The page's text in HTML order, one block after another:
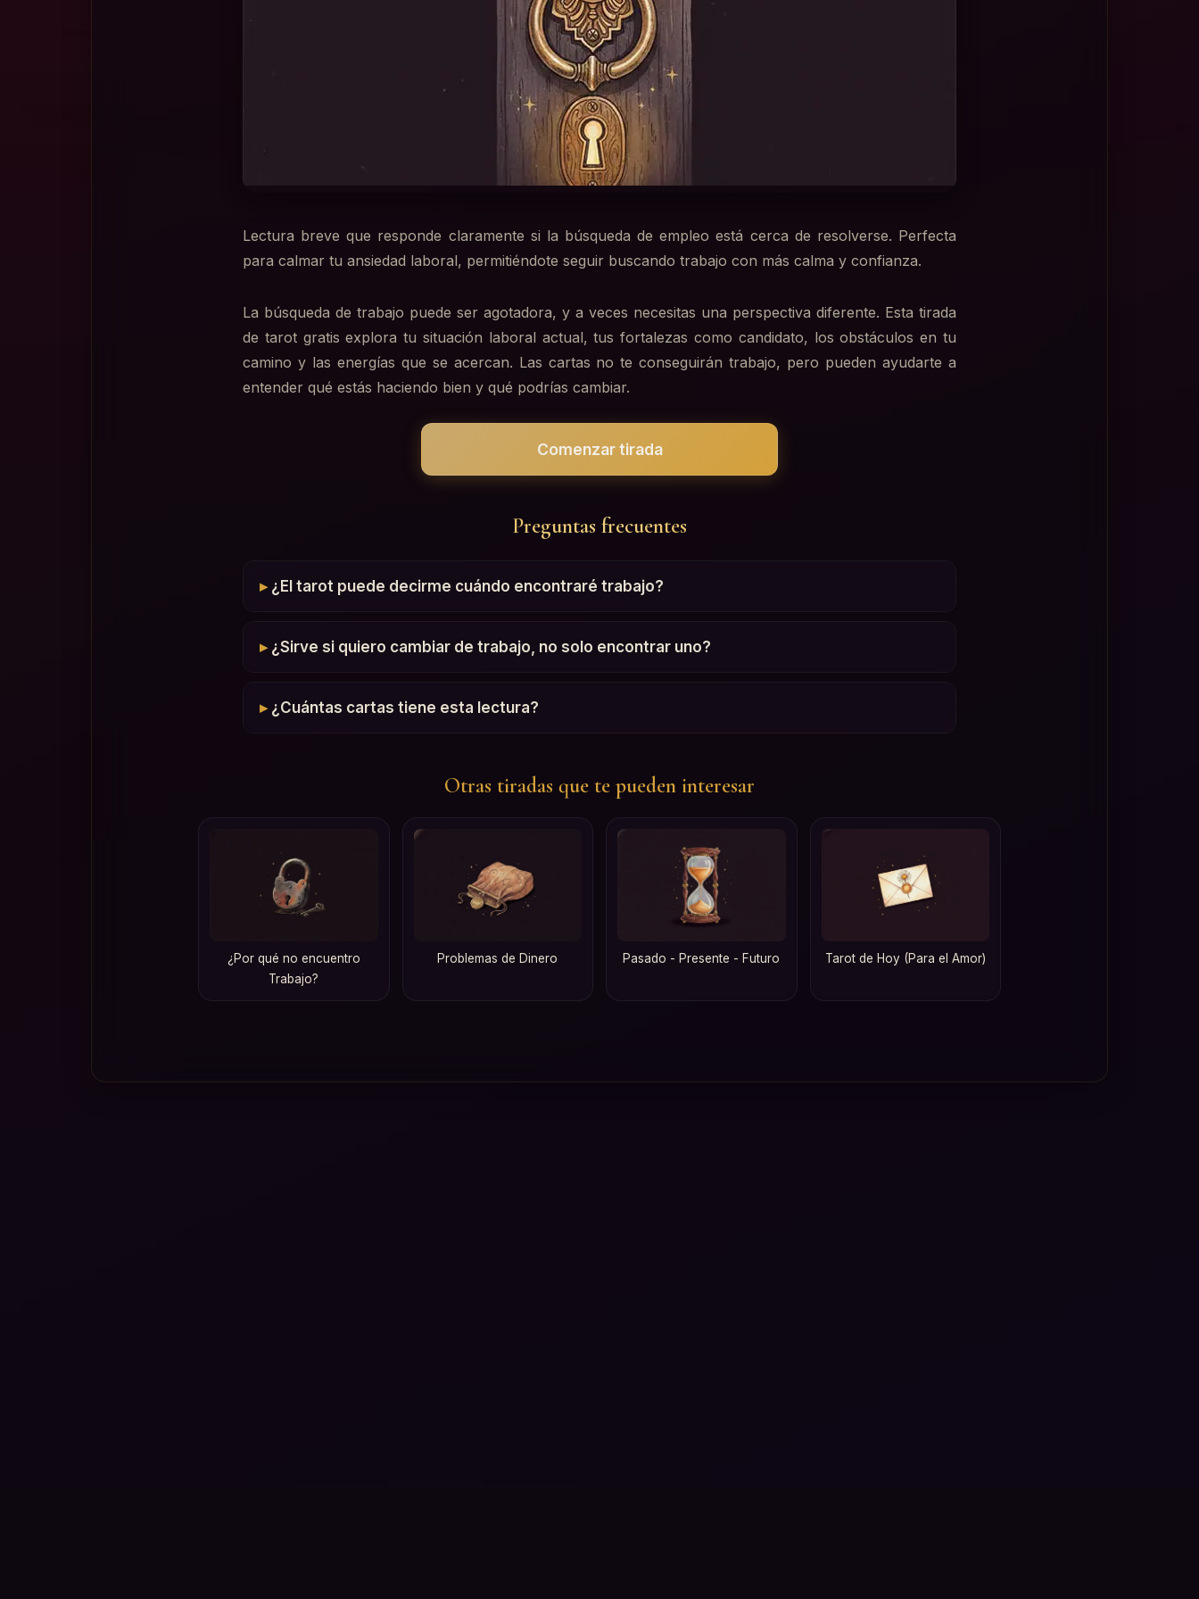
Lectura breve que responde claramente si la búsqueda de empleo está cerca de resolverse. Perfecta
para calmar tu ansiedad laboral, permitiéndote seguir buscando trabajo con más calma y confianza.
La búsqueda de trabajo puede ser agotadora, y a veces necesitas una perspectiva diferente. Esta tirada
de tarot gratis explora tu situación laboral actual, tus fortalezas como candidato, los obstáculos en tu
camino y las energías que se acercan. Las cartas no te conseguirán trabajo, pero pueden ayudarte a
entender qué estás haciendo bien y qué podrías cambiar.
Comenzar tirada
Preguntas frecuentes
¿El tarot puede decirme cuándo encontraré trabajo?
¿Sirve si quiero cambiar de trabajo, no solo encontrar uno?
¿Cuántas cartas tiene esta lectura?
Otras tiradas que te pueden interesar
¿Por qué no encuentro
Trabajo?
Problemas de Dinero Pasado - Presente - Futuro Tarot de Hoy (Para el Amor)